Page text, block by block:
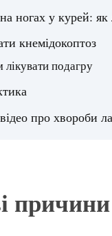
ногах у курей: як
кнемідокоптоз
подагру
про хвороби